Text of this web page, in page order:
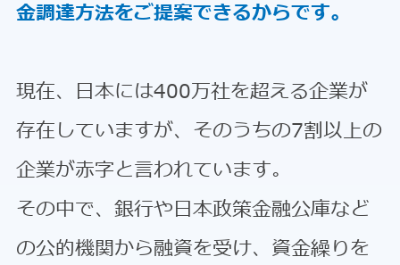
金調達方法をご提案できるからです。
現在、日本には400万社を超える企業が
存在していますが、そのうちの7割以上の
企業が赤字と言われています。
その中で、銀行や日本政策金融公庫など
の公的機関から融資を受け、資金繰りを